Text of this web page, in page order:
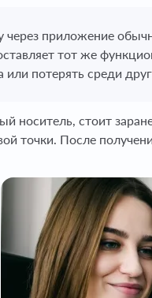
приложение
тот же
или потерять среди
носитель, стоит
точки. После